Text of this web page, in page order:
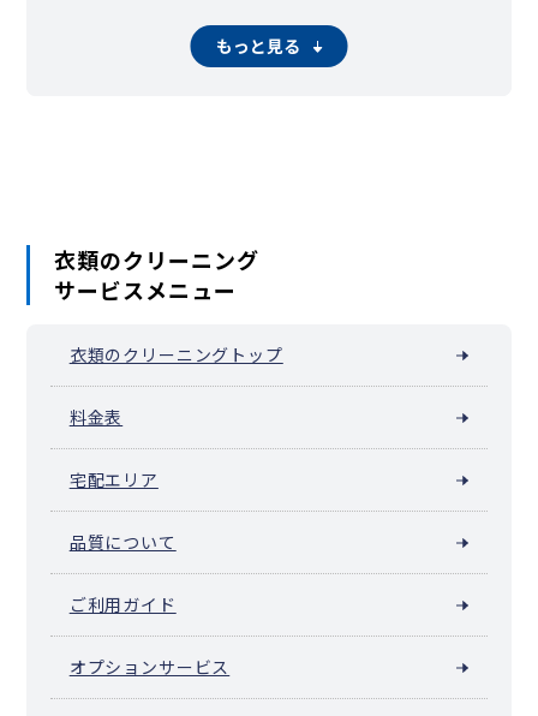
もっと見る
衣類のクリーニング
サービスメニュー
衣類のクリーニングトップ
料金表
宅配エリア
品質について
ご利用ガイド
オプションサービス